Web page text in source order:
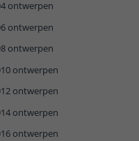
4 ontwerpen
6 ontwerpen
8 ontwerpen
10 ontwerpen
12 ontwerpen
14 ontwerpen
16 ontwerpen